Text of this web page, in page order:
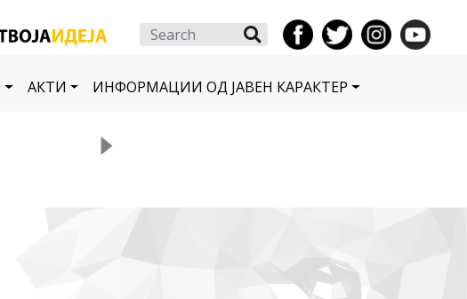
Search
АКТИ ИНФОРМАЦИИ ОД ЈАВЕН КАРАКТЕР